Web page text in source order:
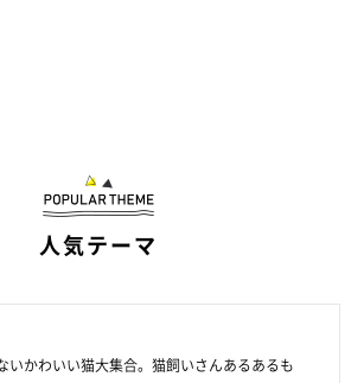
、ニーナさんは長らく外で暮らし、子猫を育
てか、とても警戒心が強かったそうです。
てもらえるか不安だった」と明かす飼い主さ
人気テーマ
いかわいい猫大集合。猫飼いさんあるあるも